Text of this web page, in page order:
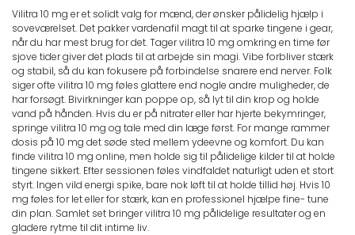
Vilitra 10 mg er et solidt valg for mænd, der ønsker pålidelig hjælp i
soveværelset. Det pakker vardenafil magt til at sparke tingene i gear,
når du har mest brug for det. Tager vilitra 10 mg omkring en time før
sjove tider giver det plads til at arbejde sin magi. Vibe forbliver stærk
og stabil, så du kan fokusere på forbindelse snarere end nerver. Folk
siger ofte vilitra 10 mg føles glattere end nogle andre muligheder, de
har forsøgt. Bivirkninger kan poppe op, så lyt til din krop og holde
vand på hånden. Hvis du er på nitrater eller har hjerte bekymringer,
springe vilitra 10 mg og tale med din læge først. For mange rammer
dosis på 10 mg det søde sted mellem ydeevne og komfort. Du kan
finde vilitra 10 mg online, men holde sig til pålidelige kilder til at holde
tingene sikkert. Efter sessionen føles vindfaldet naturligt uden et stort
styrt. Ingen vild energi spike, bare nok løft til at holde tillid høj. Hvis 10
mg føles for let eller for stærk, kan en professionel hjælpe fine- tune
din plan. Samlet set bringer vilitra 10 mg pålidelige resultater og en
gladere rytme til dit intime liv.